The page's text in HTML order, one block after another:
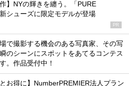
】NYの輝きを纏う。「PURE
シューズに限定モデルが登場
PR
で撮影する機会のある写真家、その写
のシーンにスポットをあてるコンテス
。作品受付中！
とお得に】NumberPREMIER法人プラン